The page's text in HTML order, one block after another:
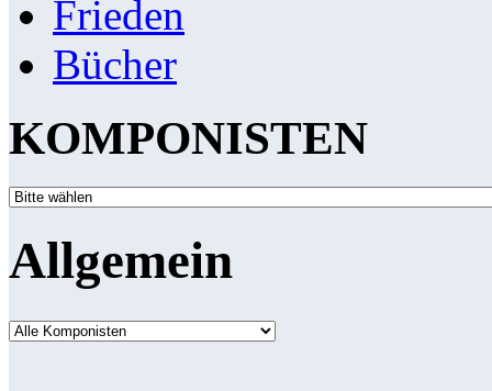
Frieden
Bücher
KOMPONISTEN
Allgemein